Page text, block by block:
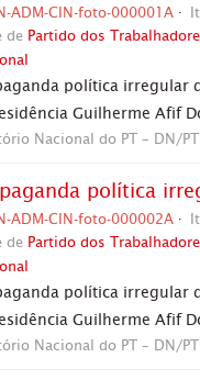
ADM-CIN-foto-000001A
de Partido dos
política irregular
Guilherme Afif
Nacional do PT – DN/
ADM-CIN-foto-000002A
de Partido dos
política irregular
Guilherme Afif
Nacional do PT – DN/